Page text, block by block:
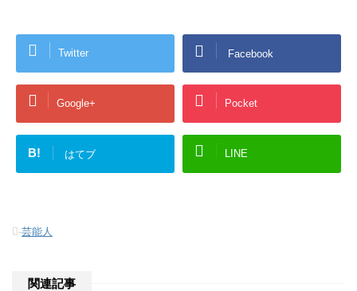
Twitter Facebook
Google+ Pocket
B! はてブ LINE
-芸能人
関連記事